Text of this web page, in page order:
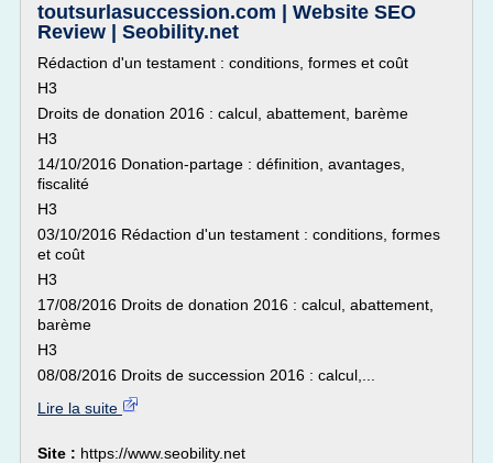
toutsurlasuccession.com | Website SEO
Review | Seobility.net
Rédaction d'un testament : conditions, formes et coût
H3
Droits de donation 2016 : calcul, abattement, barème
H3
14/10/2016 Donation-partage : définition, avantages,
fiscalité
H3
03/10/2016 Rédaction d'un testament : conditions, formes
et coût
H3
17/08/2016 Droits de donation 2016 : calcul, abattement,
barème
H3
08/08/2016 Droits de succession 2016 : calcul,...
Lire la suite
Site : https://www.seobility.net